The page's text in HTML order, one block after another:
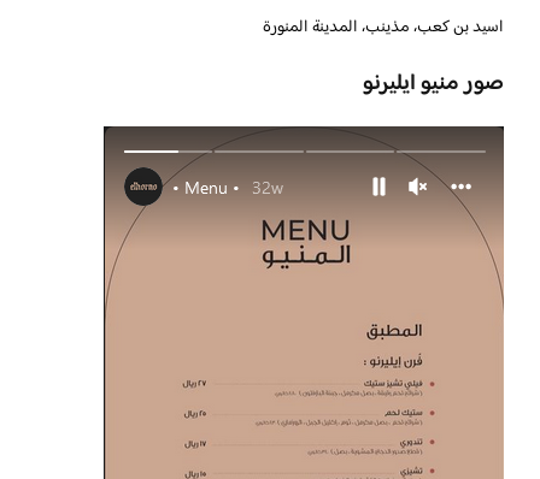
اسيد بن كعب، مذينب، المدينة المنورة
صور منيو ايليرنو